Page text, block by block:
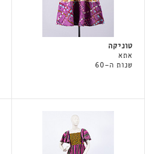
טוניקה
אתא
שנות ה-60